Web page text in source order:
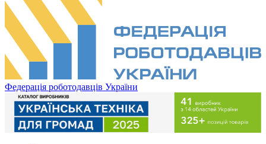
Федерація роботодавців України